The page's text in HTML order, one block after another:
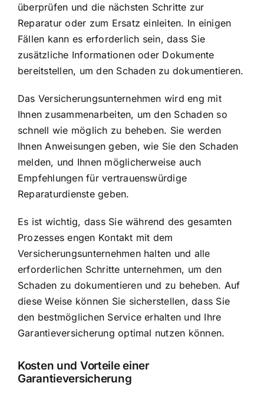
überprüfen und die nächsten Schritte zur
Reparatur oder zum Ersatz einleiten. In einigen
Fällen kann es erforderlich sein, dass Sie
zusätzliche Informationen oder Dokumente
bereitstellen, um den Schaden zu dokumentieren.
Das Versicherungsunternehmen wird eng mit
Ihnen zusammenarbeiten, um den Schaden so
schnell wie möglich zu beheben. Sie werden
Ihnen Anweisungen geben, wie Sie den Schaden
melden, und Ihnen möglicherweise auch
Empfehlungen für vertrauenswürdige
Reparaturdienste geben.
Es ist wichtig, dass Sie während des gesamten
Prozesses engen Kontakt mit dem
Versicherungsunternehmen halten und alle
erforderlichen Schritte unternehmen, um den
Schaden zu dokumentieren und zu beheben. Auf
diese Weise können Sie sicherstellen, dass Sie
den bestmöglichen Service erhalten und Ihre
Garantieversicherung optimal nutzen können.
Kosten und Vorteile einer
Garantieversicherung